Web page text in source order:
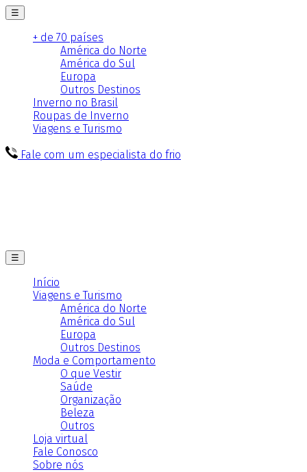
☰
+ de 70 países
América do Norte
América do Sul
Europa
Outros Destinos
Inverno no Brasil
Roupas de Inverno
Viagens e Turismo
Fale com um especialista do frio
☰
Início
Viagens e Turismo
América do Norte
América do Sul
Europa
Outros Destinos
Moda e Comportamento
O que Vestir
Saúde
Organização
Beleza
Outros
Loja virtual
Fale Conosco
Sobre nós